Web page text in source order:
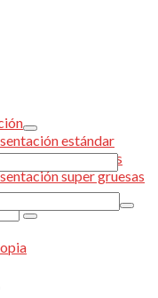
estándar
laminadas
super gruesas